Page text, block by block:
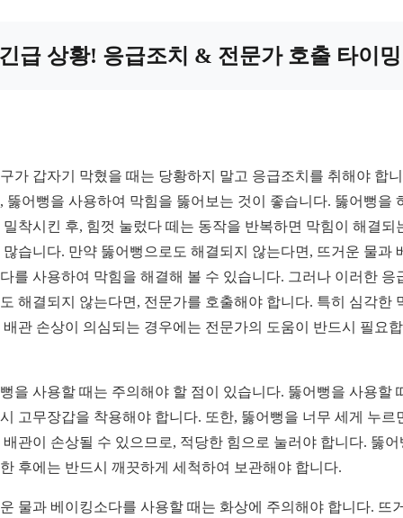
급 상황! 응급조치 & 전문가 호출 타이밍
가 갑자기 막혔을 때는 당황하지 말고 응급조치를 취해야 합
뚫어뻥을 사용하여 막힘을 뚫어보는 것이 좋습니다. 뚫어뻥을
밀착시킨 후, 힘껏 눌렀다 떼는 동작을 반복하면 막힘이 해결되
많습니다. 만약 뚫어뻥으로도 해결되지 않는다면, 뜨거운 물과
를 사용하여 막힘을 해결해 볼 수 있습니다. 그러나 이러한 응
해결되지 않는다면, 전문가를 호출해야 합니다. 특히 심각한
배관 손상이 의심되는 경우에는 전문가의 도움이 반드시 필요
을 사용할 때는 주의해야 할 점이 있습니다. 뚫어뻥을 사용할
고무장갑을 착용해야 합니다. 또한, 뚫어뻥을 너무 세게 누르
배관이 손상될 수 있으므로, 적당한 힘으로 눌러야 합니다. 뚫어
후에는 반드시 깨끗하게 세척하여 보관해야 합니다.
물과 베이킹소다를 사용할 때는 화상에 주의해야 합니다. 뜨